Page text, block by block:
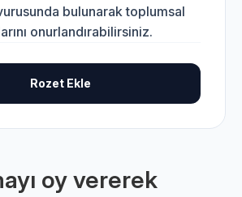
bulunarak toplumsal
onurlandırabilirsiniz.
Rozet Ekle
oy vererek